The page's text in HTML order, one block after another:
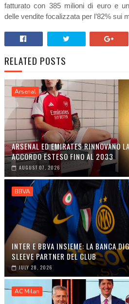
fatturato con 385 milioni di euro e
delle vendite focalizzata per l’82% sui
RELATED POSTS
Arsenal
ARSENAL ED EMIRATES RINNOVANO
ACCORDO ESTESO FINO AL 2033
AUGUST 07, 2026
BBVA
INTER E BBVA INSIEME: LA BANCA
SLEEVE PARTNER DEL CLUB
JULY 28, 2026
AC Milan